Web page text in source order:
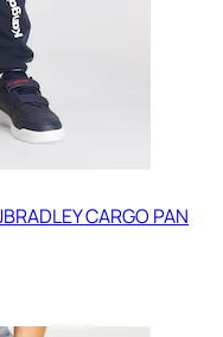
CARGO PAN